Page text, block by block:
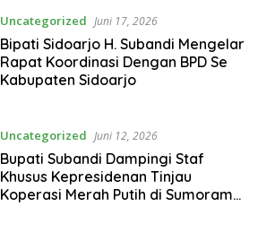
Uncategorized Juni 17, 2026
Bipati Sidoarjo H. Subandi Mengelar
Rapat Koordinasi Dengan BPD Se
Kabupaten Sidoarjo
Uncategorized Juni 12, 2026
Bupati Subandi Dampingi Staf
Khusus Kepresidenan Tinjau
Koperasi Merah Putih di Sumorame